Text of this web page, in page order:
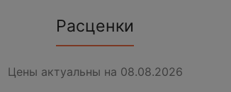
Расценки
Цены актуальны на 08.08.2026